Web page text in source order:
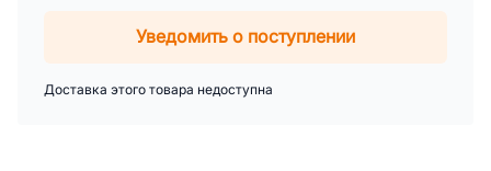
Уведомить о поступлении
Доставка этого товара недоступна